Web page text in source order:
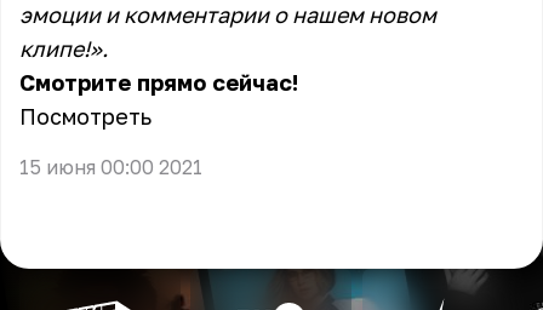
эмоции и комментарии о нашем новом
клипе!».
Смотрите прямо сейчас!
Посмотреть
15 июня 00:00 2021